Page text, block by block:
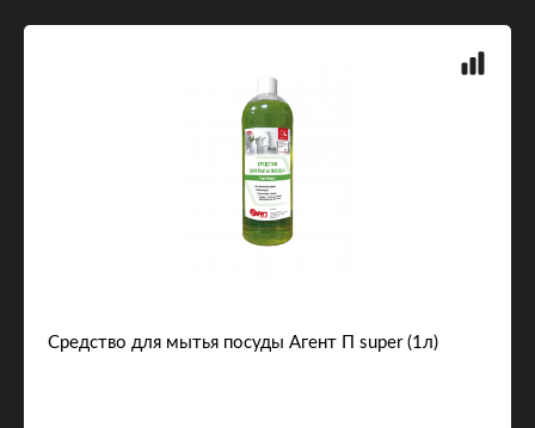
Средство для мытья посуды Агент П super (1л)